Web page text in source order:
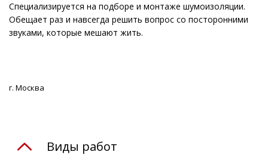
Специализируется на подборе и монтаже шумоизоляции.
Обещает раз и навсегда решить вопрос со посторонними
звуками, которые мешают жить.
г. Москва
Виды работ